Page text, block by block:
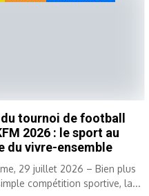
tournoi de football
2026 : le sport au
du vivre-ensemble
29 juillet 2026 – Bien plus
compétition sportive, la...